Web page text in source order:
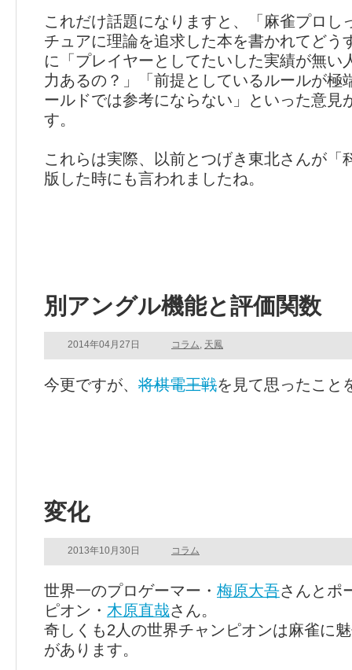
これだけ話題になりますと、「麻雀プロし
チュアに理論を追求した本を書かれてどう
に「プレイヤーとしてたいした実績が無い
力あるの？」「前提としているルールが極
ールドでは参考にならない」といった意見
す。
これらは実際、以前とつげき東北さんが「
版した時にも言われましたね。
別アングル機能と評価関数
2014年04月27日 コラム, 天鳳
今更ですが、 将棋電王戦を見て思ったこと
変化
2013年10月30日 コラム
世界一のプロゲーマー・ 梅原大吾さんとポ
ピオン・ 木原直哉さん。
奇しくも2人の世界チャンピオンは麻雀に
があります。